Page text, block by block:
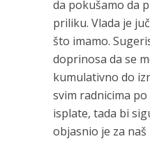
da pokušamo da
priliku. Vlada je
što imamo.
doprinosa da se
kumulativno do
svim radnicima
isplate, tada bi
objasnio je za